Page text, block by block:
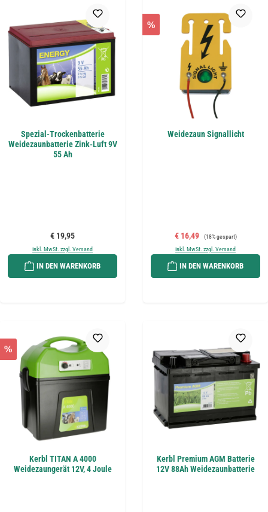
Spezial-Trockenbatterie
Weidezaunbatterie Zink-Luft 9V
55 Ah
Regulärer Preis:
€ 19,95
inkl. MwSt. zzgl. Versand
IN DEN WARENKORB
%
Weidezaun Signallicht
Verkaufspreis:
€ 16,49 Regulärer Preis:
(18% gespart)
inkl. MwSt. zzgl. Versand
IN DEN WARENKORB
%
Kerbl TITAN A 4000
Weidezaungerät 12V, 4 Joule
Kerbl Premium AGM Batterie
12V 88Ah Weidezaunbatterie